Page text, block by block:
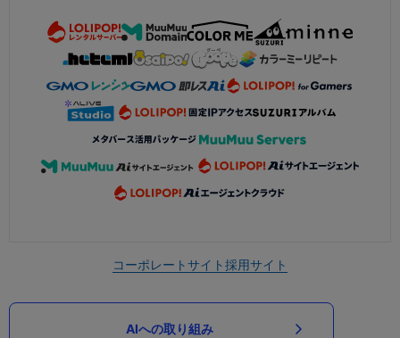
コーポレートサイト採用サイト
AIへの取り組み